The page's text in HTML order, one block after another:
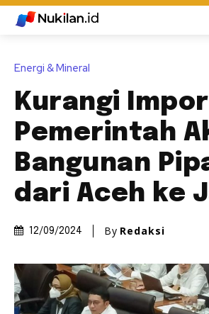
Energi & Mineral
Kurangi Impor
Pemerintah
Bangunan
dari Aceh ke
12/09/2024 By Redaksi